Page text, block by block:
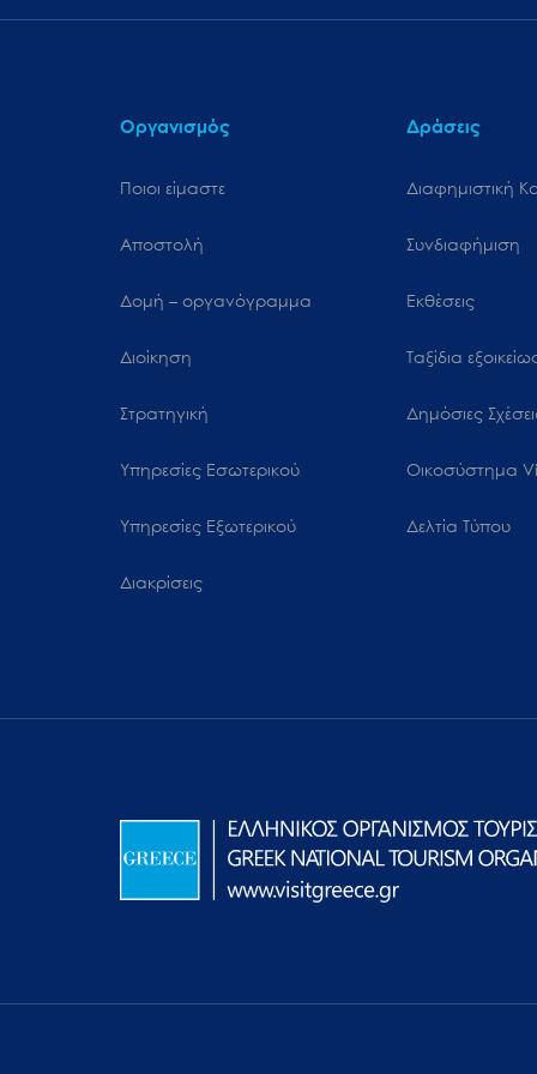
Οργανισμός
Ποιοι είμαστε
Αποστολή
Δομή – οργανόγραμμα
Διοίκηση
Στρατηγική
Υπηρεσίες Εσωτερικού
Υπηρεσίες Εξωτερικού
Διακρίσεις
Δράσεις
Διαφημιστική
Συνδιαφήμιση
Εκθέσεις
Ταξίδια
Δημόσιες
Oικοσύστημα
Δελτία Τύπου